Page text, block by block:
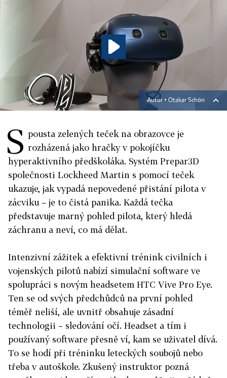
Autor ▪Otakar Schön
S pousta zelených teček na obrazovce je
rozházená jako hračky v pokojíčku
hyperaktivního předškoláka. Systém Prepar3D
společnosti Lockheed Martin s pomocí teček
ukazuje, jak vypadá nepovedené přistání pilota v
zácviku – je to čistá panika. Každá tečka
představuje marný pohled pilota, který hledá
záchranu a neví, co má dělat.
Intenzivní zážitek a efektivní trénink civilních i
vojenských pilotů nabízí simulační software ve
spolupráci s novým headsetem HTC Vive Pro Eye.
Ten se od svých předchůdců na první pohled
téměř neliší, ale uvnitř obsahuje zásadní
technologii – sledování očí. Headset a tím i
používaný software přesně ví, kam se uživatel dívá.
To se hodí při tréninku leteckých soubojů nebo
třeba v autoškole. Zkušený instruktor pozná